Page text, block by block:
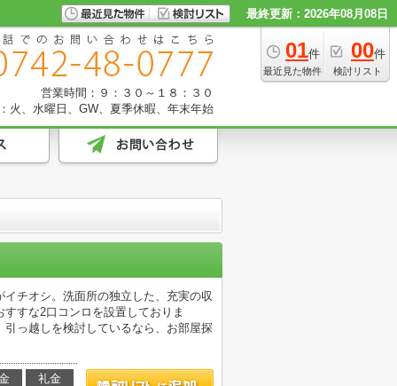
最終更新：2026年08月08日
01件
最近見た物件
00件
検討リスト
営業時間：９：３０～１８：３０
火、水曜日、GW、夏季休暇、年末年始
チオシ。洗面所の独立した、充実の収
すな2口コンロを設置しておりま
っ越しを検討しているなら、お部屋探
礼金